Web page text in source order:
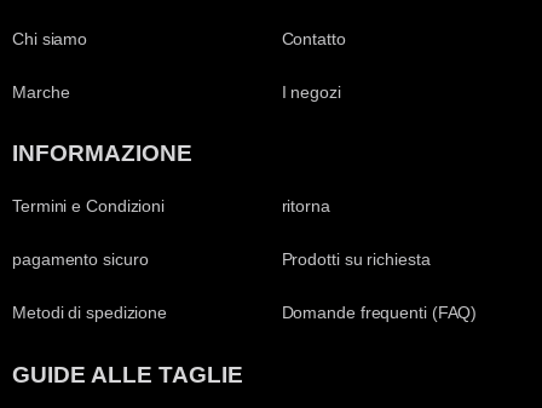
Chi siamo
Marche
Contatto
I negozi
INFORMAZIONE
Termini e Condizioni
pagamento sicuro
Metodi di spedizione
ritorna
Prodotti su richiesta
Domande frequenti (FAQ)
GUIDE ALLE TAGLIE